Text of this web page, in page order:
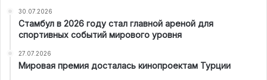
30.07.2026
Стамбул в 2026 году стал главной ареной для
спортивных событий мирового уровня
27.07.2026
Мировая премия досталась кинопроектам Турции